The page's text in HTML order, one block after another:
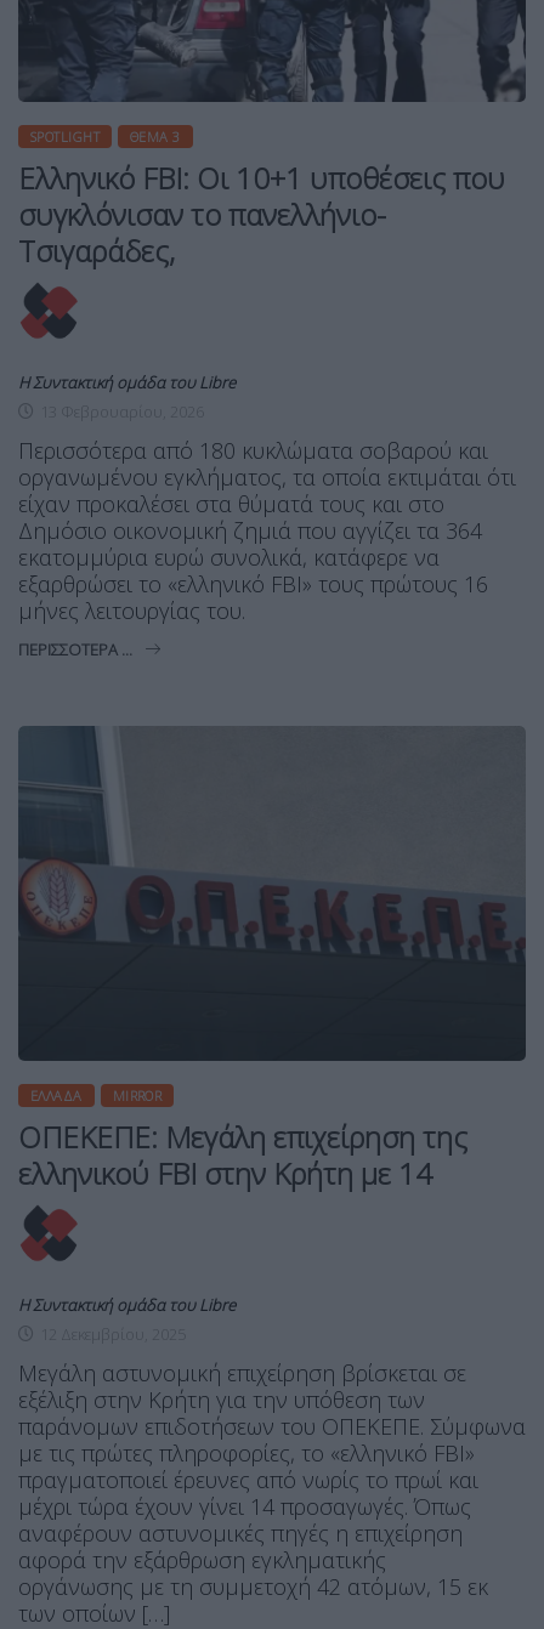
SPOTLIGHT ΘΈΜΑ 3
Ελληνικό FBI: Οι 10+1 υποθέσεις που
συγκλόνισαν το πανελλήνιο-
Τσιγαράδες,
Η Συντακτική ομάδα του Libre
Περισσότερα από 180 κυκλώματα σοβαρού και
οργανωμένου εγκλήματος, τα οποία εκτιμάται ότι
είχαν προκαλέσει στα θύματά τους και στο
Δημόσιο οικονομική ζημιά που αγγίζει τα 364
εκατομμύρια ευρώ συνολικά, κατάφερε να
εξαρθρώσει το «ελληνικό FBI» τους πρώτους 16
μήνες λειτουργίας του.
ΠΕΡΙΣΣΌΤΕΡΑ ...
ΕΛΛΆΔΑ MIRROR
ΟΠΕΚΕΠΕ: Μεγάλη επιχείρηση της
ελληνικού FBI στην Κρήτη με 14
Η Συντακτική ομάδα του Libre
Μεγάλη αστυνομική επιχείρηση βρίσκεται σε
εξέλιξη στην Κρήτη για την υπόθεση των
παράνομων επιδοτήσεων του ΟΠΕΚΕΠΕ. Σύμφωνα
με τις πρώτες πληροφορίες, το «ελληνικό FBI»
πραγματοποιεί έρευνες από νωρίς το πρωί και
μέχρι τώρα έχουν γίνει 14 προσαγωγές. Όπως
αναφέρουν αστυνομικές πηγές η επιχείρηση
αφορά την εξάρθρωση εγκληματικής
οργάνωσης με τη συμμετοχή 42 ατόμων, 15 εκ
των οποίων […]